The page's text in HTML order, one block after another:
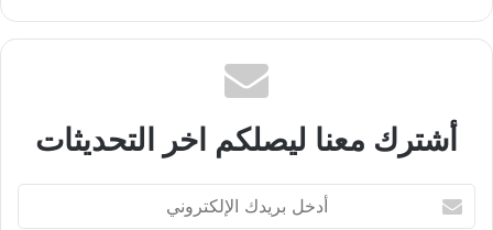
أشترك معنا ليصلكم اخر التحديثات
بريدك